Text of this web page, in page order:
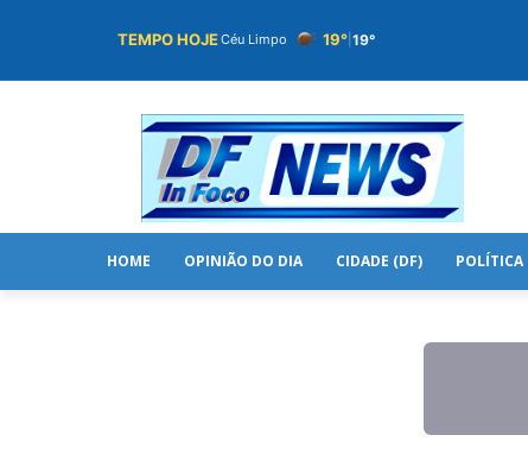
TEMPO HOJECéu Limpo 19° 19°
HOME OPINIÃO DO DIA CIDADE (DF) POLÍTICA